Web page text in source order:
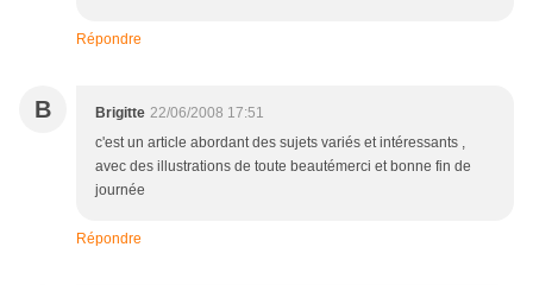
Répondre
B Brigitte 22/06/2008 17:51
c'est un article abordant des sujets variés et intéressants ,
avec des illustrations de toute beautémerci et bonne fin de
journée
Répondre